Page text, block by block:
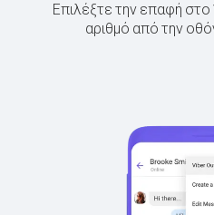
Επιλέξτε την επαφή
αριθμό από την